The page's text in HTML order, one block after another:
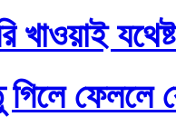
খাওয়াই
ফেললে